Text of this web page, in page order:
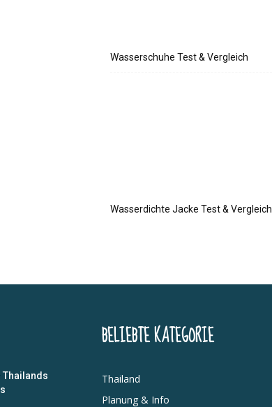
Wasserschuhe Test & Vergleich
Wasserdichte Jacke Test & Vergleich
Thailands
BELIEBTE KATEGORIE
Thailand
Planung & Info